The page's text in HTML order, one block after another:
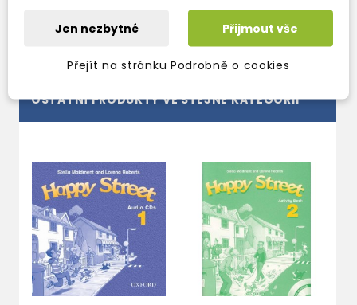
OSTATNÍ PRODUKTY VE STEJNÉ KATEGORII
Jen nezbytné Přijmout vše
Přejít na stránku Podrobně o cookies